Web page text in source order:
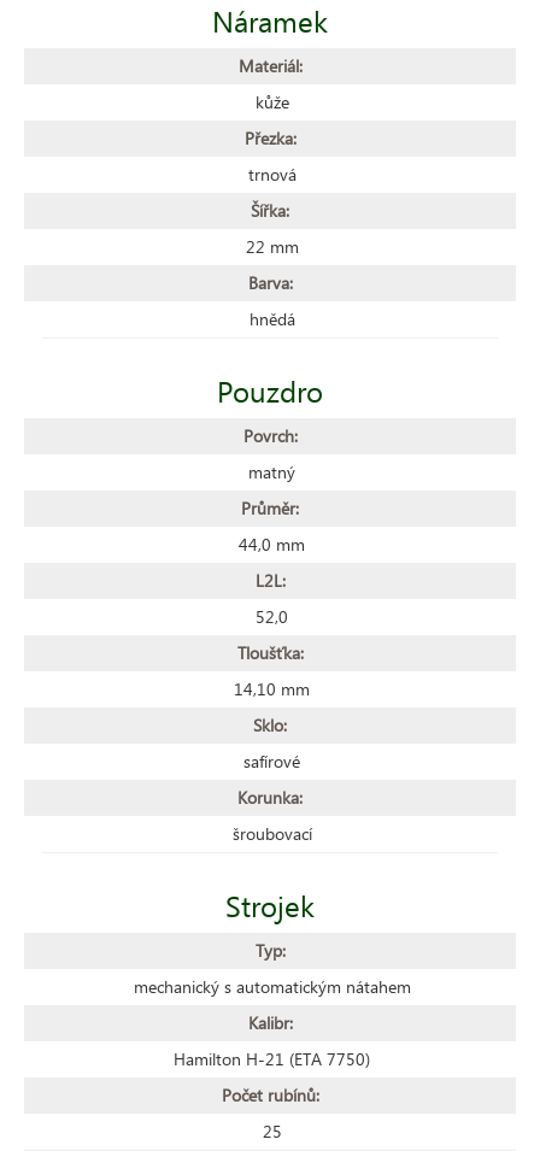
Náramek
Materiál:
kůže
Přezka:
trnová
Šířka:
22 mm
Barva:
hnědá
Pouzdro
Povrch:
matný
Průměr:
44,0 mm
L2L:
52,0
Tloušťka:
14,10 mm
Sklo:
safírové
Korunka:
šroubovací
Strojek
Typ:
mechanický s automatickým nátahem
Kalibr:
Hamilton H-21 (ETA 7750)
Počet rubínů:
25